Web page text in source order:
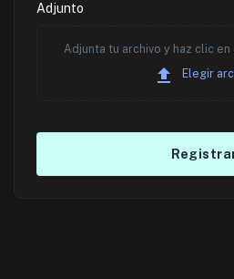
Adjunto
Adjunta tu archivo y haz clic
Elegir